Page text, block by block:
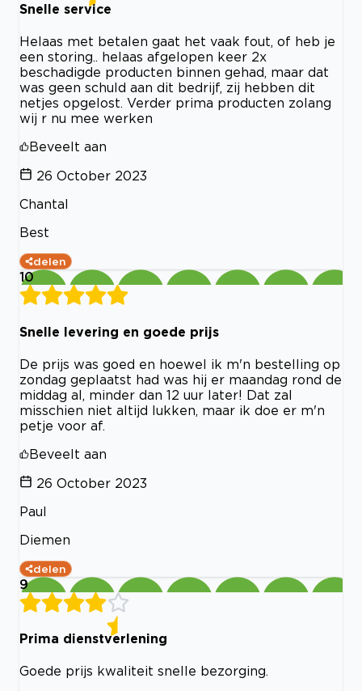
Snelle service
Helaas met betalen gaat het vaak fout, of heb je
een storing.. helaas afgelopen keer 2x
beschadigde producten binnen gehad, maar dat
was geen schuld aan dit bedrijf, zij hebben dit
netjes opgelost. Verder prima producten zolang
wij r nu mee werken
Beveelt aan
26 October 2023
Chantal
Best
delen
10
Snelle levering en goede prijs
De prijs was goed en hoewel ik m'n bestelling op
zondag geplaatst had was hij er maandag rond de
middag al, minder dan 12 uur later! Dat zal
misschien niet altijd lukken, maar ik doe er m'n
petje voor af.
Beveelt aan
26 October 2023
Paul
Diemen
delen
9
Prima dienstverlening
Goede prijs kwaliteit snelle bezorging.